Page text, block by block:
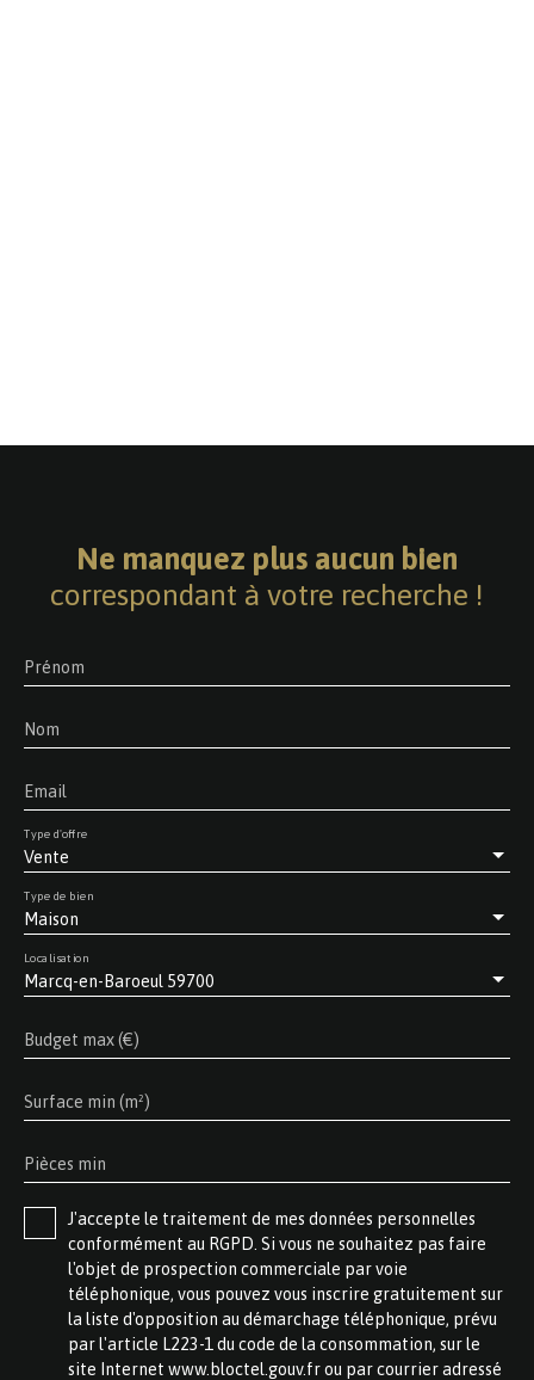
Ne manquez plus aucun bien
correspondant à votre recherche !
Prénom
Nom
Email
Vente
Type d'offre
Maison
Type de bien
Marcq-en-Baroeul 59700
Localisation
Budget max (€)
Surface min (m²)
Pièces min
J'accepte le traitement de mes données personnelles
conformément au RGPD. Si vous ne souhaitez pas faire
l'objet de prospection commerciale par voie
téléphonique, vous pouvez vous inscrire gratuitement sur
la liste d'opposition au démarchage téléphonique, prévu
par l'article L223-1 du code de la consommation, sur le
site Internet www.bloctel.gouv.fr ou par courrier adressé